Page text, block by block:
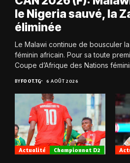
le Nigeria sauvé, la
éliminée
Le Malawi continue de bousculer
féminin africain. Pour sa toute
Coupe d’Afrique des Nations
BYFOOT.TG 6 AOÛT 2026
Actualité Championnat D2